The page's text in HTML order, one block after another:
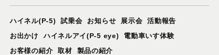
ハイネル(P-5) 試乗会 お知らせ 展示会
活動報告
お出かけ
ハイネルアイ(P-5 eye)
電動車いす体験
お客様の紹介
取材
製品の紹介